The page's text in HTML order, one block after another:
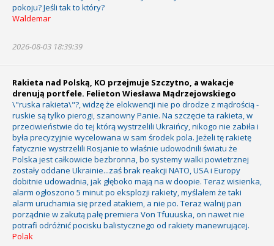
pokoju? Jeśli tak to który?
Waldemar
2026-08-03 18:39:39
Rakieta nad Polską, KO przejmuje Szczytno, a wakacje
drenują portfele. Felieton Wiesława Mądrzejowskiego
\"ruska rakieta\"?, widzę że elokwencji nie po drodze z mądrością -
ruskie są tylko pierogi, szanowny Panie. Na szczęcie ta rakieta, w
przeciwieństwie do tej którą wystrzelili Ukraińcy, nikogo nie zabiła i
była precyzyjnie wycelowana w sam środek pola. Jeżeli tę rakietę
fatycznie wystrzelili Rosjanie to właśnie udowodnili światu że
Polska jest całkowicie bezbronna, bo systemy walki powietrznej
zostały oddane Ukrainie...zaś brak reakcji NATO, USA i Europy
dobitnie udowadnia, jak głęboko mają na w doopie. Teraz wisienka,
alarm ogłoszono 5 minut po eksplozji rakiety, myślałem że taki
alarm uruchamia się przed atakiem, a nie po. Teraz walnij pan
porządnie w zakutą pałę premiera Von Tfuuuska, on nawet nie
potrafi odróżnić pocisku balistycznego od rakiety manewrującej.
Polak